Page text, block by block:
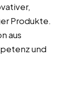
Produkte.
aus
und